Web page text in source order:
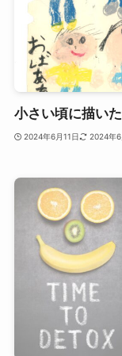
小さい頃に描い
2024年6月11日 2024年